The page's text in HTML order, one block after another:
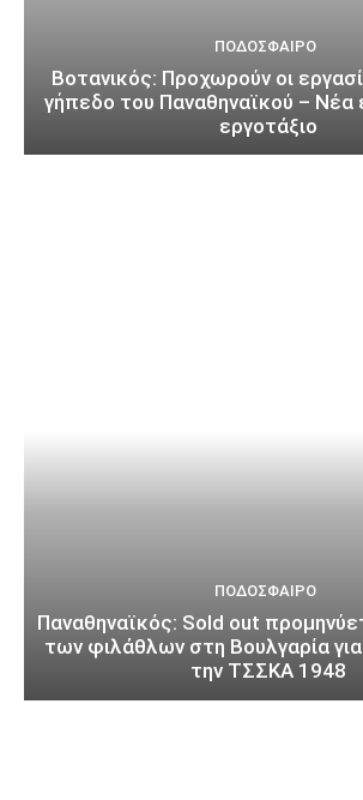
ΠΟΔΌΣΦΑΙΡΟ
Βοτανικός: Προχωρούν οι
γήπεδο του Παναθηναϊκού – Νέα
εργοτάξιο
ΠΟΔΌΣΦΑΙΡΟ
Παναθηναϊκός: Sold out
των φιλάθλων στη Βουλγαρία
την ΤΣΣΚΑ 1948